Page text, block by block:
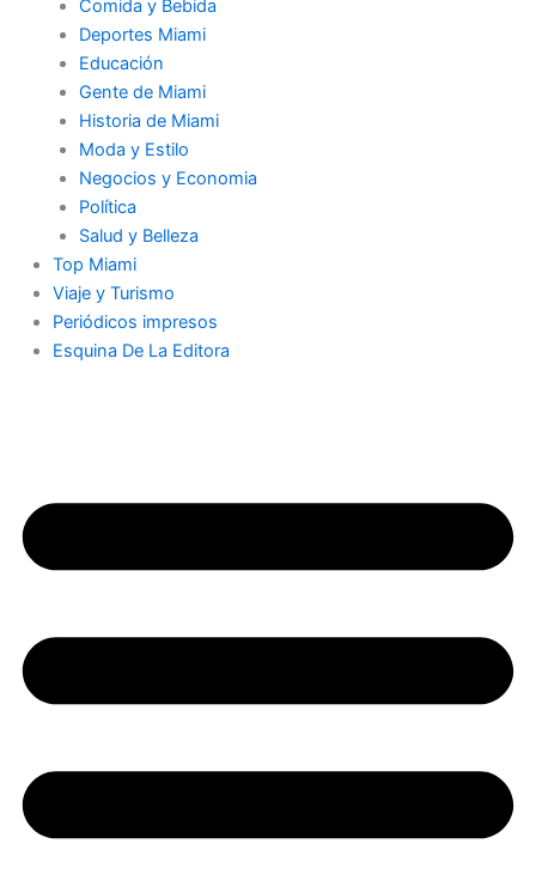
Comida y Bebida
Deportes Miami
Educación
Gente de Miami
Historia de Miami
Moda y Estilo
Negocios y Economia
Política
Salud y Belleza
Top Miami
Viaje y Turismo
Periódicos impresos
Esquina De La Editora